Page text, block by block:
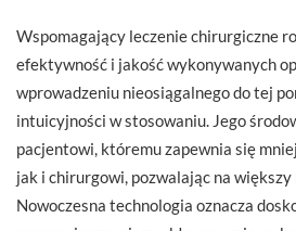
Wspomagający leczenie chirurgiczne
efektywność i jakość wykonywanych
wprowadzeniu nieosiągalnego do tej
intuicyjności w stosowaniu. Jego
pacjentowi, któremu zapewnia się
jak i chirurgowi, pozwalając na
Nowoczesna technologia oznacza